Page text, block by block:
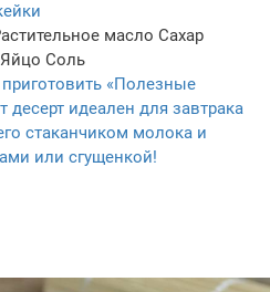
масло Сахар
Яйцо Соль
«Полезные
идеален для завтрака
стаканчиком молока и
или сгущенкой!